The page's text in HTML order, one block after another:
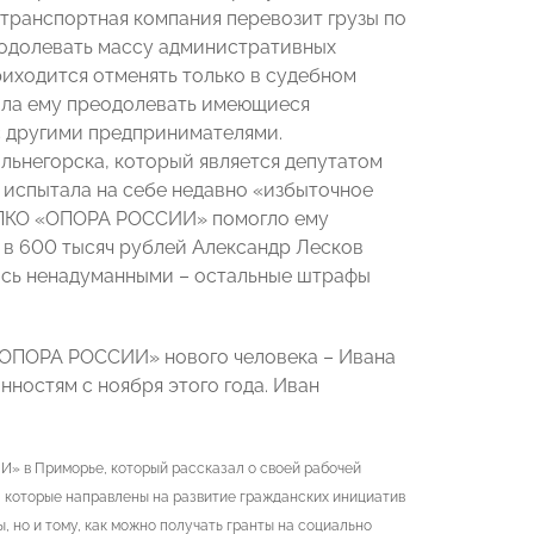
компания перевозит грузы по
массу административных
отменять только в судебном
ему преодолевать имеющиеся
предпринимателями.
который является депутатом
на себе недавно «избыточное
«ОПОРА РОССИИ» помогло ему
600 тысяч рублей Александр Лесков
ненадуманными – остальные штрафы
РОССИИ» нового человека – Ивана
с ноября этого года. Иван
в Приморье, который рассказал о своей рабочей
направлены на развитие гражданских инициатив
но и тому, как можно получать гранты на социально